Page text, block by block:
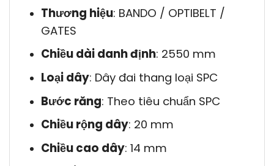
Thương hiệu: BANDO / OPTIBELT /
GATES
Chiều dài danh định: 2550 mm
Loại dây: Dây đai thang loại SPC
Bước răng: Theo tiêu chuẩn SPC
Chiều rộng dây: 20 mm
Chiều cao dây: 14 mm